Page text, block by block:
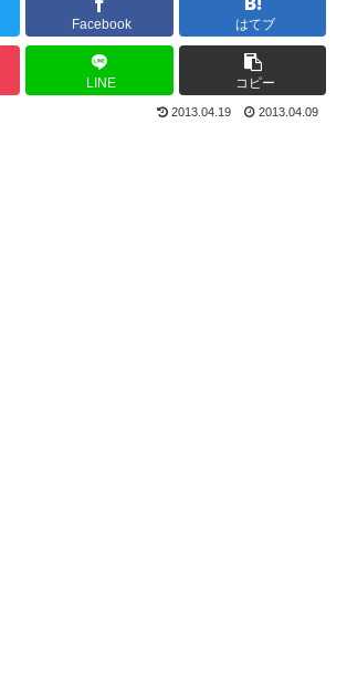
Facebook はてブ
LINE コピー
2013.04.19 2013.04.09